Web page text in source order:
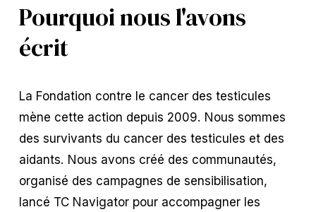
Pourquoi nous l'avons
écrit
La Fondation contre le cancer des testicules
mène cette action depuis 2009. Nous sommes
des survivants du cancer des testicules et des
aidants. Nous avons créé des communautés,
organisé des campagnes de sensibilisation,
lancé TC Navigator pour accompagner les